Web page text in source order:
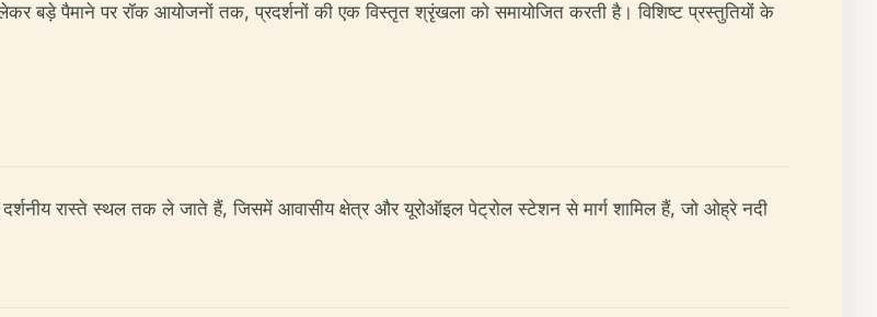
बड़े पैमाने पर रॉक आयोजनों तक, प्रदर्शनों की एक विस्तृत श्रृंखला को समायोजित करती है। विशिष्ट प्रस्तुतियों के
रास्ते स्थल तक ले जाते हैं, जिसमें आवासीय क्षेत्र और यूरोऑइल पेट्रोल स्टेशन से मार्ग शामिल हैं, जो ओह्रे नदी